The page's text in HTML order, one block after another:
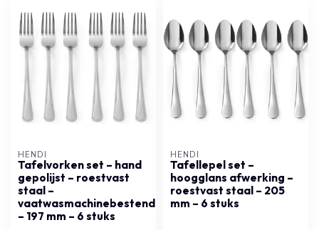
HENDI
Tafelvorken set – hand
gepolijst – roestvast
staal –
vaatwasmachinebestendig
– 197 mm – 6 stuks
HENDI
Tafellepel set –
hoogglans afwerking –
roestvast staal – 205
mm – 6 stuks